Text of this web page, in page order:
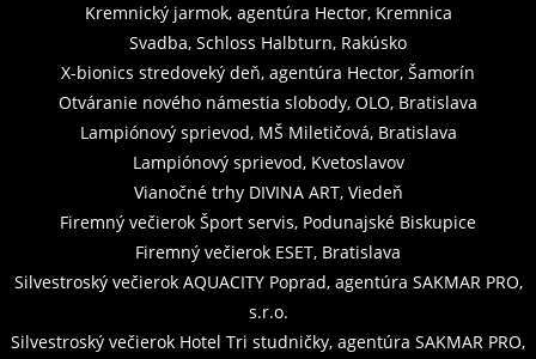
Kremnický jarmok, agentúra Hector, Kremnica
Svadba, Schloss Halbturn, Rakúsko
X-bionics stredoveký deň, agentúra Hector, Šamorín
Otváranie nového námestia slobody, OLO, Bratislava
Lampiónový sprievod, MŠ Miletičová, Bratislava
Lampiónový sprievod, Kvetoslavov
Vianočné trhy DIVINA ART, Viedeň
Firemný večierok Šport servis, Podunajské Biskupice
Firemný večierok ESET, Bratislava
Silvestroský večierok AQUACITY Poprad, agentúra SAKMAR PRO,
s.r.o.
Silvestroský večierok Hotel Tri studničky, agentúra SAKMAR PRO,